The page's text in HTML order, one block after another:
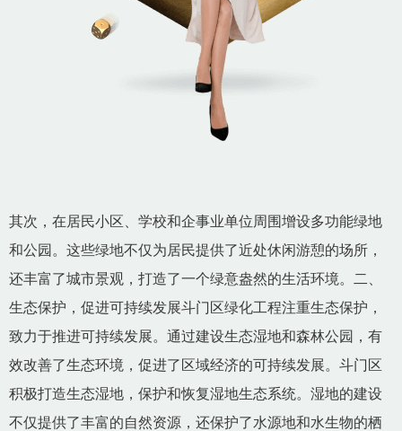
其次，在居民小区、学校和企事业单位周围增设多功能绿地
和公园。这些绿地不仅为居民提供了近处休闲游憩的场所，
还丰富了城市景观，打造了一个绿意盎然的生活环境。二、
生态保护，促进可持续发展斗门区绿化工程注重生态保护，
致力于推进可持续发展。通过建设生态湿地和森林公园，有
效改善了生态环境，促进了区域经济的可持续发展。斗门区
积极打造生态湿地，保护和恢复湿地生态系统。湿地的建设
不仅提供了丰富的自然资源，还保护了水源地和水生物的栖